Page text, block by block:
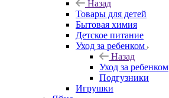
Назад
Товары для детей
Бытовая химия
Детское питание
Уход за ребенком
Назад
Уход за ребенком
Подгузники
Игрушки